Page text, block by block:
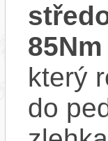
který
do